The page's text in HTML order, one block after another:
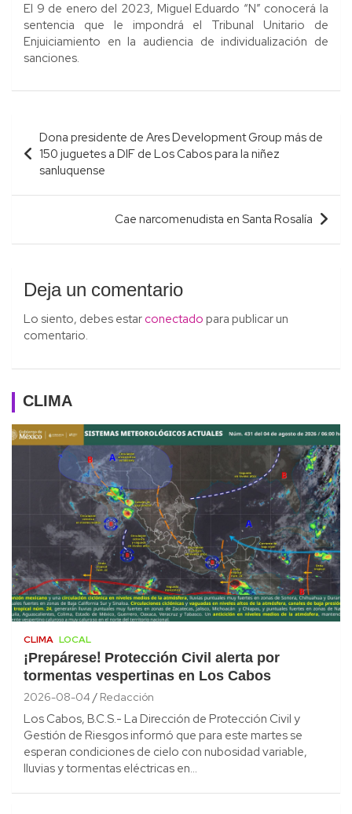
El 9 de enero del 2023, Miguel Eduardo “N” conocerá la
sentencia que le impondrá el Tribunal Unitario de
Enjuiciamiento en la audiencia de individualización de
sanciones.
Navegación
de
entradas
Dona presidente de Ares Development Group más de
150 juguetes a DIF de Los Cabos para la niñez
sanluquense
Cae narcomenudista en Santa Rosalía
Deja un comentario
Lo siento, debes estar conectado para publicar un
comentario.
CLIMA
CLIMA LOCAL
¡Prepárese! Protección Civil alerta por
tormentas vespertinas en Los Cabos
2026-08-04 Redacción
Los Cabos, B.C.S.- La Dirección de Protección Civil y
Gestión de Riesgos informó que para este martes se
esperan condiciones de cielo con nubosidad variable,
lluvias y tormentas eléctricas en…